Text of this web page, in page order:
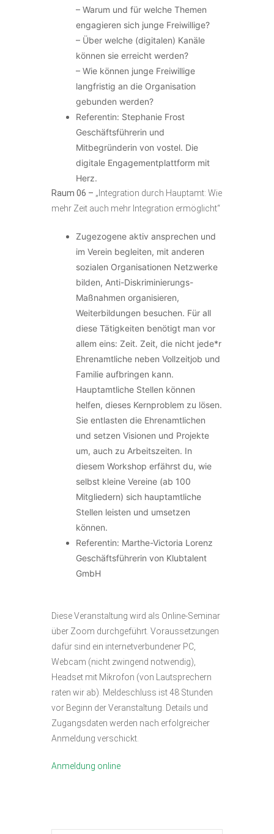
– Warum und für welche Themen
engagieren sich junge Freiwillige?
– Über welche (digitalen) Kanäle
können sie erreicht werden?
– Wie können junge Freiwillige
langfristig an die Organisation
gebunden werden?
Referentin: Stephanie Frost
Geschäftsführerin und
Mitbegründerin von vostel. Die
digitale Engagementplattform mit
Herz.
Raum 06 – „Integration durch Hauptamt: Wie
mehr Zeit auch mehr Integration ermöglicht“
Zugezogene aktiv ansprechen und
im Verein begleiten, mit anderen
sozialen Organisationen Netzwerke
bilden, Anti-Diskriminierungs-
Maßnahmen organisieren,
Weiterbildungen besuchen. Für all
diese Tätigkeiten benötigt man vor
allem eins: Zeit. Zeit, die nicht jede*r
Ehrenamtliche neben Vollzeitjob und
Familie aufbringen kann.
Hauptamtliche Stellen können
helfen, dieses Kernproblem zu lösen.
Sie entlasten die Ehrenamtlichen
und setzen Visionen und Projekte
um, auch zu Arbeitszeiten. In
diesem Workshop erfährst du, wie
selbst kleine Vereine (ab 100
Mitgliedern) sich hauptamtliche
Stellen leisten und umsetzen
können.
Referentin: Marthe-Victoria Lorenz
Geschäftsführerin von Klubtalent
GmbH
Diese Veranstaltung wird als Online-Seminar
über Zoom durchgeführt. Voraussetzungen
dafür sind ein internetverbundener PC,
Webcam (nicht zwingend notwendig),
Headset mit Mikrofon (von Lautsprechern
raten wir ab). Meldeschluss ist 48 Stunden
vor Beginn der Veranstaltung. Details und
Zugangsdaten werden nach erfolgreicher
Anmeldung verschickt.
Anmeldung online